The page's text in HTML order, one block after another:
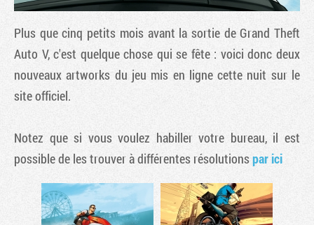
Plus que cinq petits mois avant la sortie deGrand Theft
Auto V, c'est quelque chose qui se fête : voici donc deux
nouveaux artworks du jeu mis en ligne cette nuit sur le
site officiel.
Notez que si vous voulez habiller votre bureau, il est
possible de les trouver à différentes résolutionspar ici